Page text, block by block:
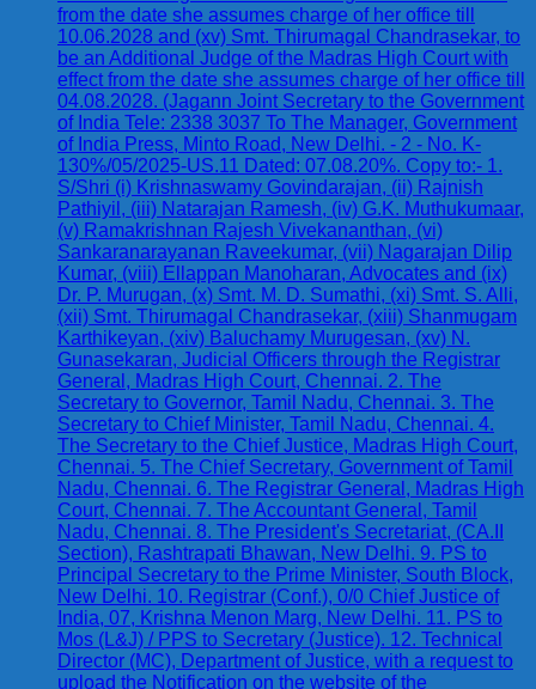
from the date she assumes charge of her office till
10.06.2028 and (xv) Smt. Thirumagal Chandrasekar, to
be an Additional Judge of the Madras High Court with
effect from the date she assumes charge of her office till
04.08.2028. (Jagann Joint Secretary to the Government
of India Tele: 2338 3037 To The Manager, Government
of India Press, Minto Road, New Delhi. - 2 - No. K-
130%/05/2025-US.11 Dated: 07.08.20%. Copy to:- 1.
S/Shri (i) Krishnaswamy Govindarajan, (ii) Rajnish
Pathiyil, (iii) Natarajan Ramesh, (iv) G.K. Muthukumaar,
(v) Ramakrishnan Rajesh Vivekananthan, (vi)
Sankaranarayanan Raveekumar, (vii) Nagarajan Dilip
Kumar, (viii) Ellappan Manoharan, Advocates and (ix)
Dr. P. Murugan, (x) Smt. M. D. Sumathi, (xi) Smt. S. Alli,
(xii) Smt. Thirumagal Chandrasekar, (xiii) Shanmugam
Karthikeyan, (xiv) Baluchamy Murugesan, (xv) N.
Gunasekaran, Judicial Officers through the Registrar
General, Madras High Court, Chennai. 2. The
Secretary to Governor, Tamil Nadu, Chennai. 3. The
Secretary to Chief Minister, Tamil Nadu, Chennai. 4.
The Secretary to the Chief Justice, Madras High Court,
Chennai. 5. The Chief Secretary, Government of Tamil
Nadu, Chennai. 6. The Registrar General, Madras High
Court, Chennai. 7. The Accountant General, Tamil
Nadu, Chennai. 8. The President's Secretariat, (CA.II
Section), Rashtrapati Bhawan, New Delhi. 9. PS to
Principal Secretary to the Prime Minister, South Block,
New Delhi. 10. Registrar (Conf.), 0/0 Chief Justice of
India, 07, Krishna Menon Marg, New Delhi. 11. PS to
Mos (L&J) / PPS to Secretary (Justice). 12. Technical
Director (MC), Department of Justice, with a request to
upload the Notification on the website of the